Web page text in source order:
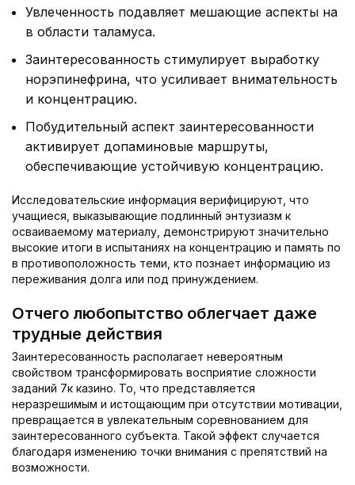
Увлеченность подавляет мешающие аспекты на
в области таламуса.
Заинтересованность стимулирует выработку
норэпинефрина, что усиливает внимательность
и концентрацию.
Побудительный аспект заинтересованности
активирует допаминовые маршруты,
обеспечивающие устойчивую концентрацию.
Исследовательские информация верифицируют, что
учащиеся, выказывающие подлинный энтузиазм к
осваиваемому материалу, демонстрируют значительно
высокие итоги в испытаниях на концентрацию и память по
в противоположность теми, кто познает информацию из
переживания долга или под принуждением.
Отчего любопытство облегчает даже
трудные действия
Заинтересованность располагает невероятным
свойством трансформировать восприятие сложности
заданий 7к казино. То, что представляется
неразрешимым и истощающим при отсутствии мотивации,
превращается в увлекательным соревнованием для
заинтересованного субъекта. Такой эффект случается
благодаря изменению точки внимания с препятствий на
возможности.